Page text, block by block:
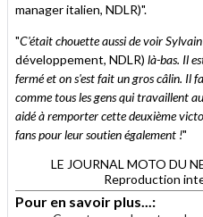
manager italien, NDLR)".
"C'était chouette aussi de voir Sylvain
développement, NDLR) là-bas. Il
fermé et on s'est fait un gros câlin. Il
comme tous les gens qui travaillent
aidé à remporter cette deuxième
fans pour leur soutien également !"
LE JOURNAL MOTO DU
Reproduction
Pour en savoir plus...: